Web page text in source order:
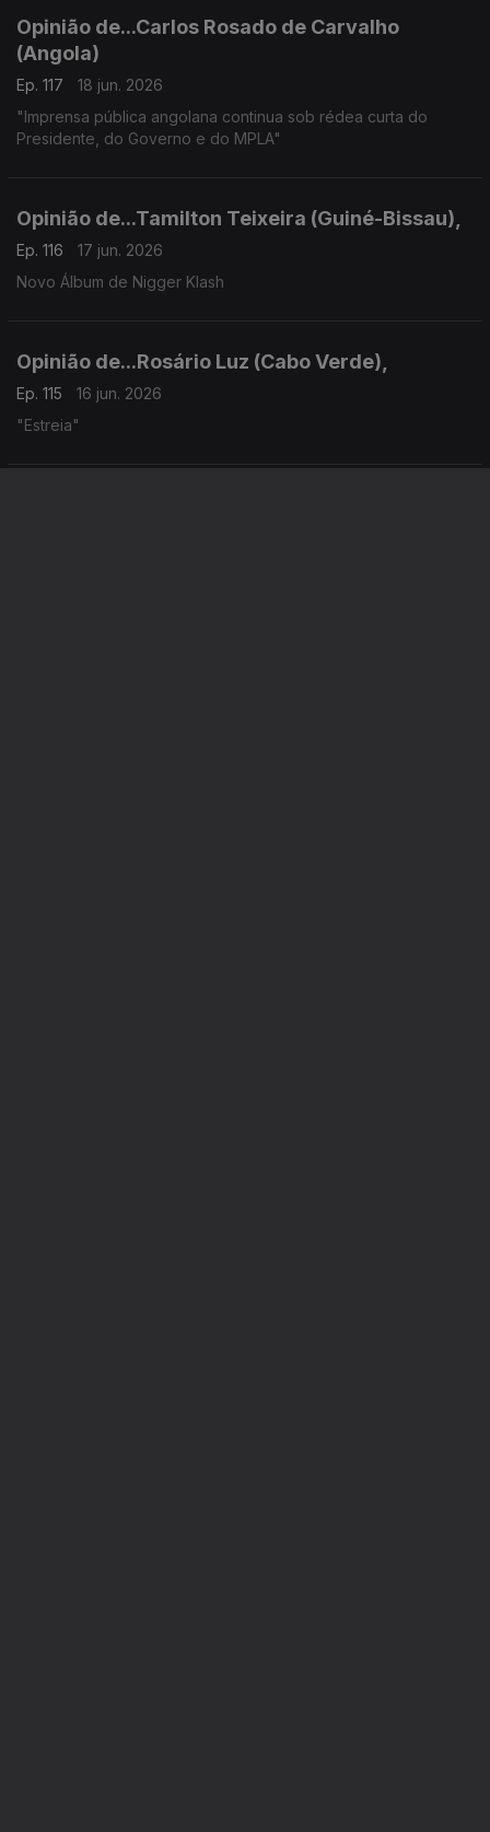
Opinião de...Carlos Rosado de Carvalho
(Angola)
Ep. 117
18 jun. 2026
"Imprensa pública angolana continua sob rédea curta do
Presidente, do Governo e do MPLA"
Opinião de...Tamilton Teixeira (Guiné-Bissau),
Ep. 116
17 jun. 2026
Novo Álbum de Nigger Klash
Opinião de...Rosário Luz (Cabo Verde),
Ep. 115
16 jun. 2026
"Estreia"